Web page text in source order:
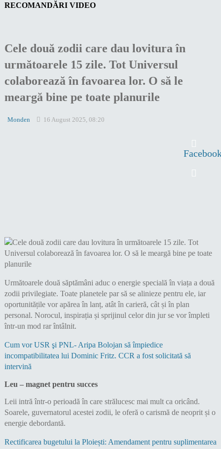
RECOMANDĂRI VIDEO
Cele două zodii care dau lovitura în
următoarele 15 zile. Tot Universul
colaborează în favoarea lor. O să le
meargă bine pe toate planurile
Monden 16 August 2025, 08:20
Următoarele două săptămâni aduc o energie specială în viața a două
zodii privilegiate. Toate planetele par să se alinieze pentru ele, iar
oportunitățile vor apărea în lanț, atât în carieră, cât și în plan
personal. Norocul, inspirația și sprijinul celor din jur se vor împleti
într-un mod rar întâlnit.
Cum vor USR şi PNL- Aripa Bolojan să împiedice
incompatibilitatea lui Dominic Fritz. CCR a fost solicitată să
intervină
Leu – magnet pentru succes
Leii intră într-o perioadă în care strălucesc mai mult ca oricând.
Soarele, guvernatorul acestei zodii, le oferă o carismă de neoprit și o
energie debordantă.
Rectificarea bugetului la Ploiești: Amendament pentru suplimentarea